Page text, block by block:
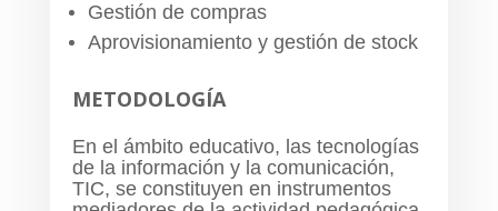
Gestión de compras
Aprovisionamiento y gestión de stock
METODOLOGÍA
En el ámbito educativo, las tecnologías
de la información y la comunicación,
TIC, se constituyen en instrumentos